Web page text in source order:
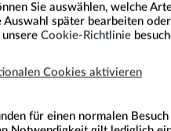
Sie auswählen, welche
später bearbeiten
unsereCookie-Richtlinie
Cookies aktivieren
für einen normalen Besuch